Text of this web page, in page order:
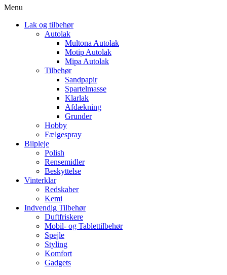
Menu
Lak og tilbehør
Autolak
Multona Autolak
Motip Autolak
Mipa Autolak
Tilbehør
Sandpapir
Spartelmasse
Klarlak
Afdækning
Grunder
Hobby
Fælgespray
Bilpleje
Polish
Rensemidler
Beskyttelse
Vinterklar
Redskaber
Kemi
Indvendig Tilbehør
Duftfriskere
Mobil- og Tablettilbehør
Spejle
Styling
Komfort
Gadgets